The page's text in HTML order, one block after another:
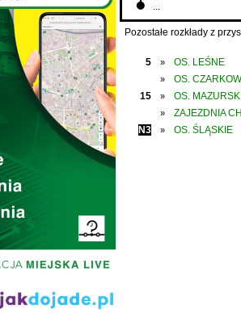
Pozostałe rozkłady z
5 » OS. LEŚNE
»
OS.
15
» OS.
»
ZAJEZDNIA
N3
» OS. ŚLĄSKIE